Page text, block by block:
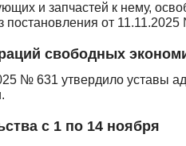
и запчастей к нему,
постановления от
свободных
№ 631 утвердило уставы
с 1 по 14 ноября